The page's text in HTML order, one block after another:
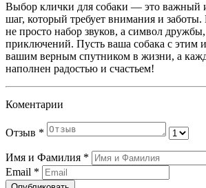
Выбор клички для собаки — это важный
шаг, который требует внимания и
не просто набор звуков, а символ
приключений. Пусть ваша собака с этим
вашим верным спутником в жизни, а
наполнен радостью и счастьем!
Коментарии
Отзыв *
Имя и Фамилия *
Email *